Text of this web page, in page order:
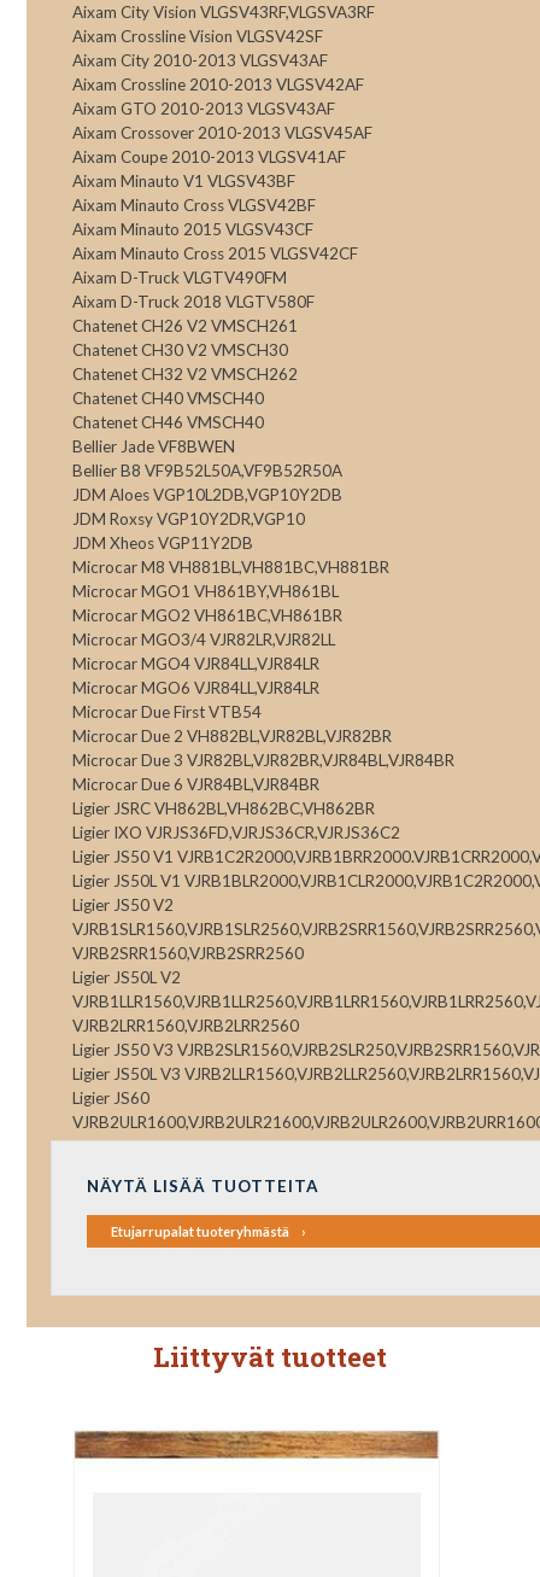
Aixam City Vision VLGSV43RF,VLGSVA3RF
Aixam Crossline Vision VLGSV42SF
Aixam City 2010-2013 VLGSV43AF
Aixam Crossline 2010-2013 VLGSV42AF
Aixam GTO 2010-2013 VLGSV43AF
Aixam Crossover 2010-2013 VLGSV45AF
Aixam Coupe 2010-2013 VLGSV41AF
Aixam Minauto V1 VLGSV43BF
Aixam Minauto Cross VLGSV42BF
Aixam Minauto 2015 VLGSV43CF
Aixam Minauto Cross 2015 VLGSV42CF
Aixam D-Truck VLGTV490FM
Aixam D-Truck 2018 VLGTV580F
Chatenet CH26 V2 VMSCH261
Chatenet CH30 V2 VMSCH30
Chatenet CH32 V2 VMSCH262
Chatenet CH40 VMSCH40
Chatenet CH46 VMSCH40
Bellier Jade VF8BWEN
Bellier B8 VF9B52L50A,VF9B52R50A
JDM Aloes VGP10L2DB,VGP10Y2DB
JDM Roxsy VGP10Y2DR,VGP10
JDM Xheos VGP11Y2DB
Microcar M8 VH881BL,VH881BC,VH881BR
Microcar MGO1 VH861BY,VH861BL
Microcar MGO2 VH861BC,VH861BR
Microcar MGO3/4 VJR82LR,VJR82LL
Microcar MGO4 VJR84LL,VJR84LR
Microcar MGO6 VJR84LL,VJR84LR
Microcar Due First VTB54
Microcar Due 2 VH882BL,VJR82BL,VJR82BR
Microcar Due 3 VJR82BL,VJR82BR,VJR84BL,VJR84BR
Microcar Due 6 VJR84BL,VJR84BR
Ligier JSRC VH862BL,VH862BC,VH862BR
Ligier IXO VJRJS36FD,VJRJS36CR,VJRJS36C2
Ligier JS50 V1
Ligier JS50L V1
Ligier JS50 V2
VJRB2SRR1560,VJRB2SRR2560
Ligier JS50L V2
VJRB2LRR1560,VJRB2LRR2560
Ligier JS50 V3
Ligier JS50L V3
Ligier JS60
NÄYTÄ LISÄÄ TUOTTEITA
Etujarrupalat tuoteryhmästä
Liittyvät tuotteet